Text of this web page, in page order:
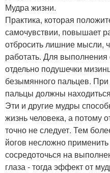
Мудра жизни.
Практика, которая
самочувствии, повышает
отбросить лишние мысли,
работать. Для
отдельно подушечки
безымянного пальцев.
пальцы должны
Эти и другие мудры
жизнь человека, а потому
точно не следует. Тем
йогов несложно
сосредоточься на
глаза - тогда эффект от